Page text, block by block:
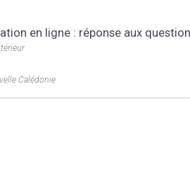
en ligne : réponse aux
Calédonie